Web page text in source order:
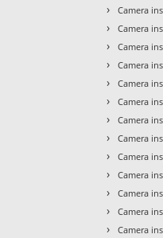
› Camera
› Camera
› Camera
› Camera
› Camera
› Camera
› Camera
› Camera
› Camera
› Camera
› Camera
› Camera
› Camera